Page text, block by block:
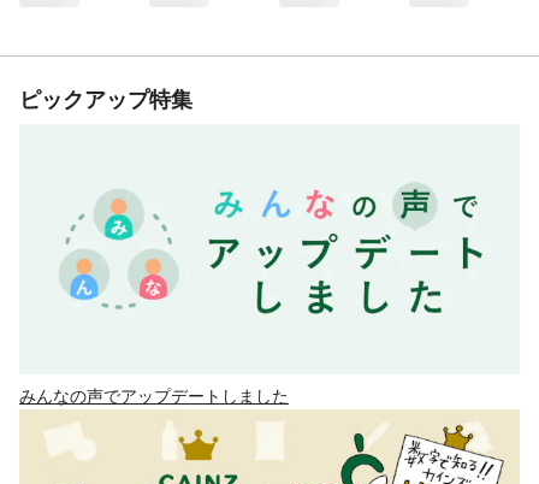
ピックアップ特集
みんなの声でアップデートしました